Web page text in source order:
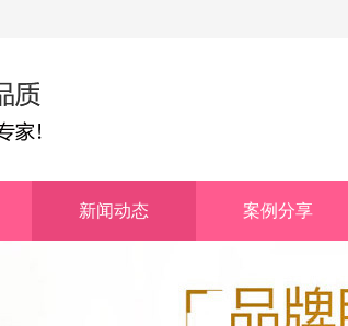
新闻动态 案例分享